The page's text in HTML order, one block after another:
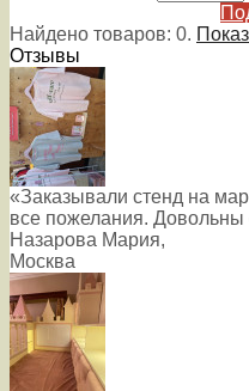
Найдено товаров: 0.
Отзывы
«Заказывали стенд на
все пожелания. Довольны
Назарова Мария,
Москва